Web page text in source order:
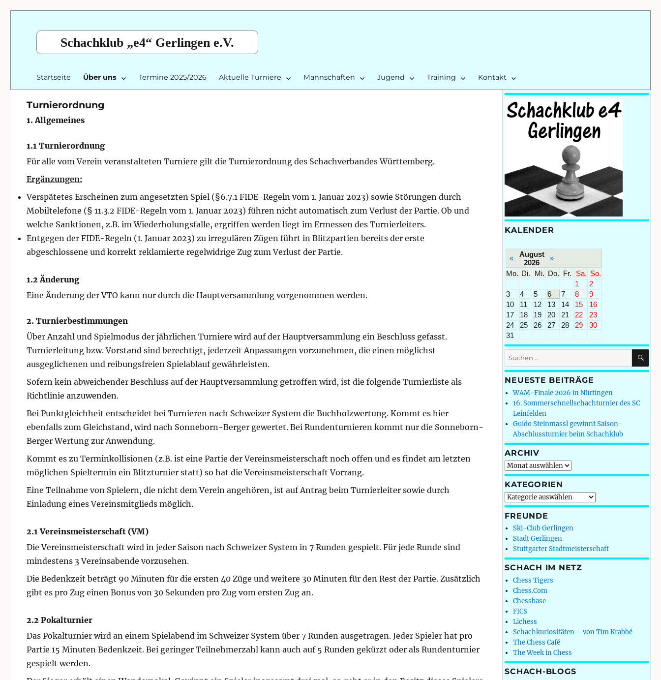
Schachklub „e4“ Gerlingen e.V.
Startseite Über uns Termine 2025/2026 Aktuelle Turniere Mannschaften Jugend Training Kontakt
Turnierordnung
1. Allgemeines
1.1 Turnierordnung
Für alle vom Verein veranstalteten Turniere gilt die Turnierordnung des Schachverbandes Württemberg.
Ergänzungen:
Verspätetes Erscheinen zum angesetzten Spiel (§6.7.1 FIDE-Regeln vom 1. Januar 2023) sowie Störungen durch
Mobiltelefone (§ 11.3.2 FIDE-Regeln vom 1. Januar 2023) führen nicht automatisch zum Verlust der Partie. Ob und
welche Sanktionen, z.B. im Wiederholungsfalle, ergriffen werden liegt im Ermessen des Turnierleiters.
Entgegen der FIDE-Regeln (1. Januar 2023) zu irregulären Zügen führt in Blitzpartien bereits der erste
abgeschlossene und korrekt reklamierte regelwidrige Zug zum Verlust der Partie.
1.2 Änderung
Eine Änderung der VTO kann nur durch die Hauptversammlung vorgenommen werden.
2. Turnierbestimmungen
Über Anzahl und Spielmodus der jährlichen Turniere wird auf der Hauptversammlung ein Beschluss gefasst.
Turnierleitung bzw. Vorstand sind berechtigt, jederzeit Anpassungen vorzunehmen, die einen möglichst
ausgeglichenen und reibungsfreien Spielablauf gewährleisten.
Sofern kein abweichender Beschluss auf der Hauptversammlung getroffen wird, ist die folgende Turnierliste als
Richtlinie anzuwenden.
Bei Punktgleichheit entscheidet bei Turnieren nach Schweizer System die Buchholzwertung. Kommt es hier
ebenfalls zum Gleichstand, wird nach Sonneborn-Berger gewertet. Bei Rundenturnieren kommt nur die Sonneborn-
Berger Wertung zur Anwendung.
Kommt es zu Terminkollisionen (z.B. ist eine Partie der Vereinsmeisterschaft noch offen und es findet am letzten
möglichen Spieltermin ein Blitzturnier statt) so hat die Vereinsmeisterschaft Vorrang.
Eine Teilnahme von Spielern, die nicht dem Verein angehören, ist auf Antrag beim Turnierleiter sowie durch
Einladung eines Vereinsmitglieds möglich.
2.1 Vereinsmeisterschaft (VM)
Die Vereinsmeisterschaft wird in jeder Saison nach Schweizer System in 7 Runden gespielt. Für jede Runde sind
mindestens 3 Vereinsabende vorzusehen.
Die Bedenkzeit beträgt 90 Minuten für die ersten 40 Züge und weitere 30 Minuten für den Rest der Partie. Zusätzlich
gibt es pro Zug einen Bonus von 30 Sekunden pro Zug vom ersten Zug an.
2.2 Pokalturnier
Das Pokalturnier wird an einem Spielabend im Schweizer System über 7 Runden ausgetragen. Jeder Spieler hat pro
Partie 15 Minuten Bedenkzeit. Bei geringer Teilnehmerzahl kann auch auf 5 Runden gekürzt oder als Rundenturnier
gespielt werden.
KALENDER
«
August
2026
»
Mo. Di. Mi. Do. Fr. Sa. So.
1
2
3
4 5 6 7 8
9
10
11 12 13 14 15
16
17
18 19 20 21 22
23
24
25 26 27 28 29
30
31
Suchen
nach:
NEUESTE BEITRÄGE
WAM-Finale 2026 in Nürtingen
16. Sommerschnellschachturnier des SC
Leinfelden
Guido Steinmassl gewinnt Saison-
Abschlussturnier beim Schachklub
ARCHIV
Archiv
KATEGORIEN
Kategorien
FREUNDE
Ski-Club Gerlingen
Stadt Gerlingen
Stuttgarter Stadtmeisterschaft
SCHACH IM NETZ
Chess Tigers
Chess.Com
Chessbase
FICS
Lichess
Schachkuriositäten – von Tim Krabbé
The Chess Café
The Week in Chess
SCHACH-BLOGS